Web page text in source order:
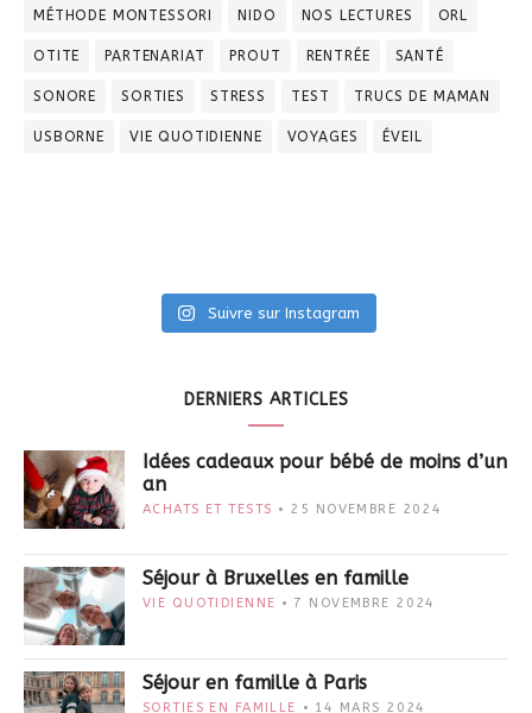
MÉTHODE MONTESSORI NIDO NOS LECTURES ORL
OTITE PARTENARIAT PROUT RENTRÉE SANTÉ
SONORE SORTIES STRESS TEST TRUCS DE MAMAN
USBORNE VIE QUOTIDIENNE VOYAGES ÉVEIL
Suivre sur Instagram
DERNIERS ARTICLES
Idées cadeaux pour bébé de moins d’un
an
ACHATS ET TESTS 25 NOVEMBRE 2024
Séjour à Bruxelles en famille
VIE QUOTIDIENNE 7 NOVEMBRE 2024
Séjour en famille à Paris
SORTIES EN FAMILLE 14 MARS 2024